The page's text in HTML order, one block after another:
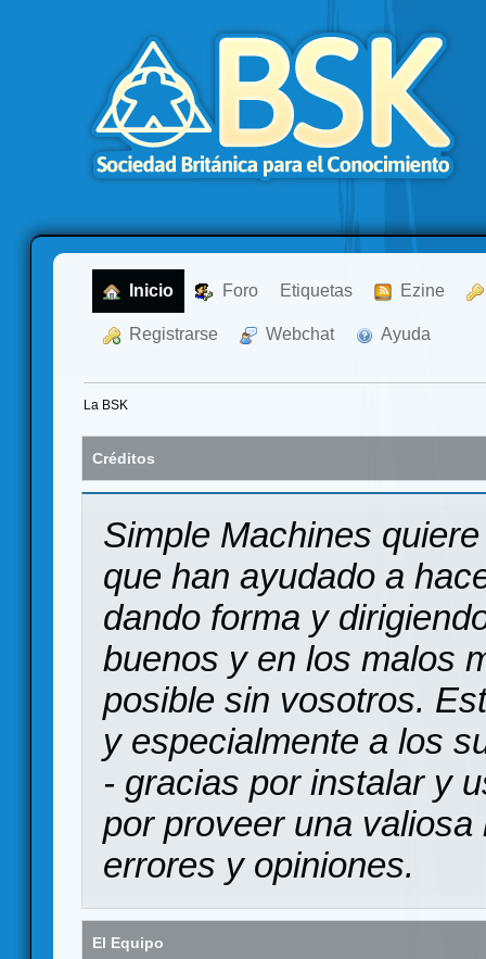
Inicio Foro Etiquetas Ezine
Registrarse Webchat Ayuda
La BSK
Créditos
Simple Machines
que han ayudado a
dando forma y
buenos y en los malos
posible sin vosotros.
y especialmente a los
- gracias por instalar y
por proveer una
errores y opiniones.
El Equipo